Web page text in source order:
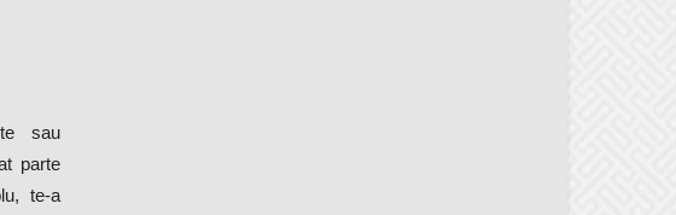
sau
parte
te-a